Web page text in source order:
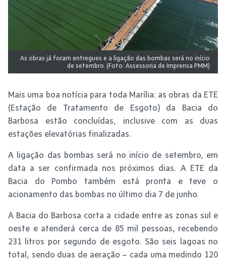
As obras já foram entregues e a ligação das bombas será no início
de setembro. (Foto: Assessoria de Imprensa PMM)
Mais uma boa notícia para toda Marília: as obras da ETE
(Estação de Tratamento de Esgoto) da Bacia do
Barbosa estão concluídas, inclusive com as duas
estações elevatórias finalizadas.
A ligação das bombas será no início de setembro, em
data a ser confirmada nos próximos dias. A ETE da
Bacia do Pombo também está pronta e teve o
acionamento das bombas no último dia 7 de junho.
A Bacia do Barbosa corta a cidade entre as zonas sul e
oeste e atenderá cerca de 85 mil pessoas, recebendo
231 litros por segundo de esgoto. São seis lagoas no
total, sendo duas de aeração – cada uma medindo 120